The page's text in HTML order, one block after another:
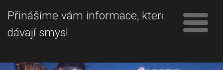
Přinášíme vám informace, které
dávají smysl